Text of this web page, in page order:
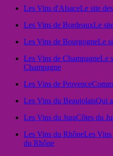
Les Vins d'AlsaceLe site
Les Vins de BordeauxLe
Les Vins de BourgogneLe
Les Vins de ChampagneLe
Champagne
Les Vins de Provence
Les Vins du BeaujolaisQui
Les Vins du JuraCôtes du
Les Vins du RhôneLes Vins
du Rhône